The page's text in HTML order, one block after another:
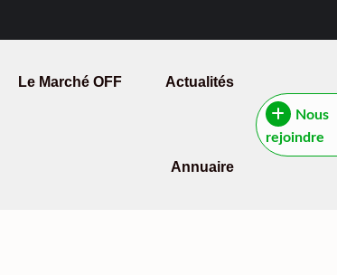
Le Marché OFF Actualités
Annuaire
Nous
rejoindre